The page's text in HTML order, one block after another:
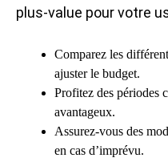
plus-value pour votre
Comparez les
ajuster le budget.
Profitez des périodes
avantageux.
Assurez-vous des
en cas d’imprévu.